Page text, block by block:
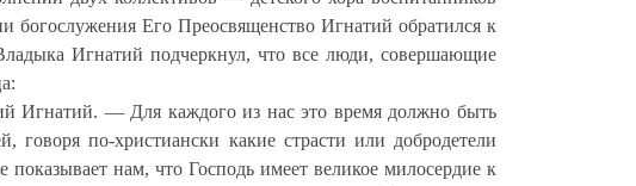
богослужения Его Преосвященство Игнатий обратился к
Игнатий подчеркнул, что все люди, совершающие
Игнатий. — Для каждого из нас это время должно быть
по-христиански какие страсти или добродетели
нам, что Господь имеет великое милосердие к